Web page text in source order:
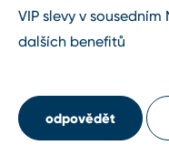
VIP slevy v
dalších benefitů
odpovědět